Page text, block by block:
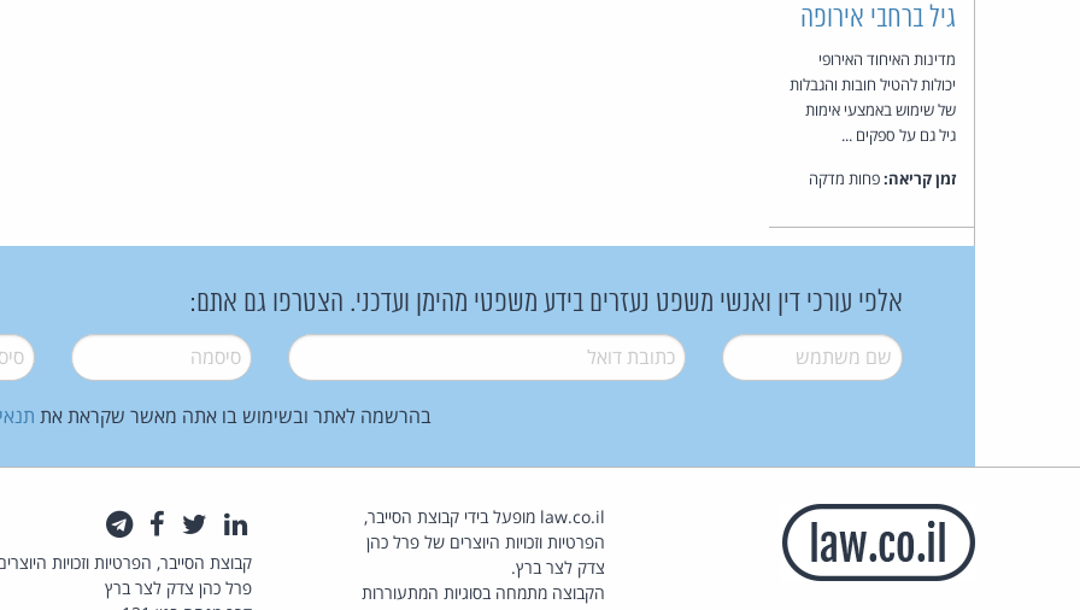
גיל ברחבי אירופה
מדינות האיחוד האירופי
יכולות להטיל חובות והגבלות
של שימוש באמצעי אימות
גיל גם על ספקים ...
זמן קריאה:פחות מדקה
אלפי עורכי דין ואנשי משפט נעזרים בידע משפטי מהימן ועדכני. הצטרפו גם אתם:
שם משתמש* דואל* סיסמה*
בהרשמה לאתר ובשימוש בו אתה מאשר שקראת את
law.co.il מופעל בידי קבוצת הסייבר,
הפרטיות וזכויות היוצרים של פרל כהן
צדק לצר ברץ.
הקבוצה מתמחה בסוגיות המתעוררות
לינקדאין
טוויטרפייסבוק
קבוצת הסייבר, הפרטיות וזכויות
פרל כהן צדק לצר ברץ